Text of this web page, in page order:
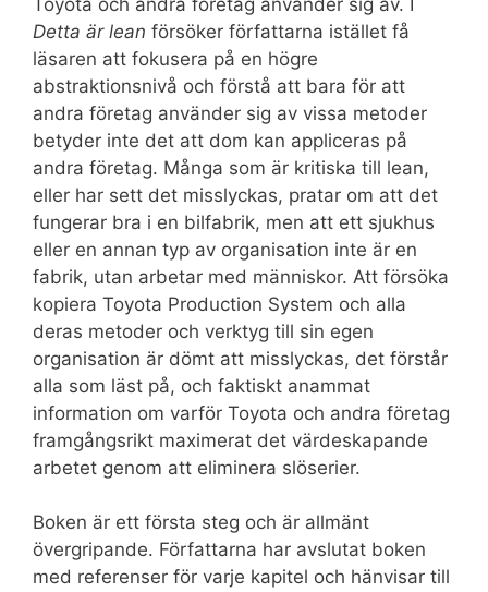
Detta är lean försöker författarna istället få
läsaren att fokusera på en högre
abstraktionsnivå och förstå att bara för att
andra företag använder sig av vissa metoder
betyder inte det att dom kan appliceras på
andra företag. Många som är kritiska till lean,
eller har sett det misslyckas, pratar om att det
fungerar bra i en bilfabrik, men att ett sjukhus
eller en annan typ av organisation inte är en
fabrik, utan arbetar med människor. Att försöka
kopiera Toyota Production System och alla
deras metoder och verktyg till sin egen
organisation är dömt att misslyckas, det förstår
alla som läst på, och faktiskt anammat
information om varför Toyota och andra företag
framgångsrikt maximerat det värdeskapande
arbetet genom att eliminera slöserier.
Boken är ett första steg och är allmänt
övergripande. Författarna har avslutat boken
med referenser för varje kapitel och hänvisar till